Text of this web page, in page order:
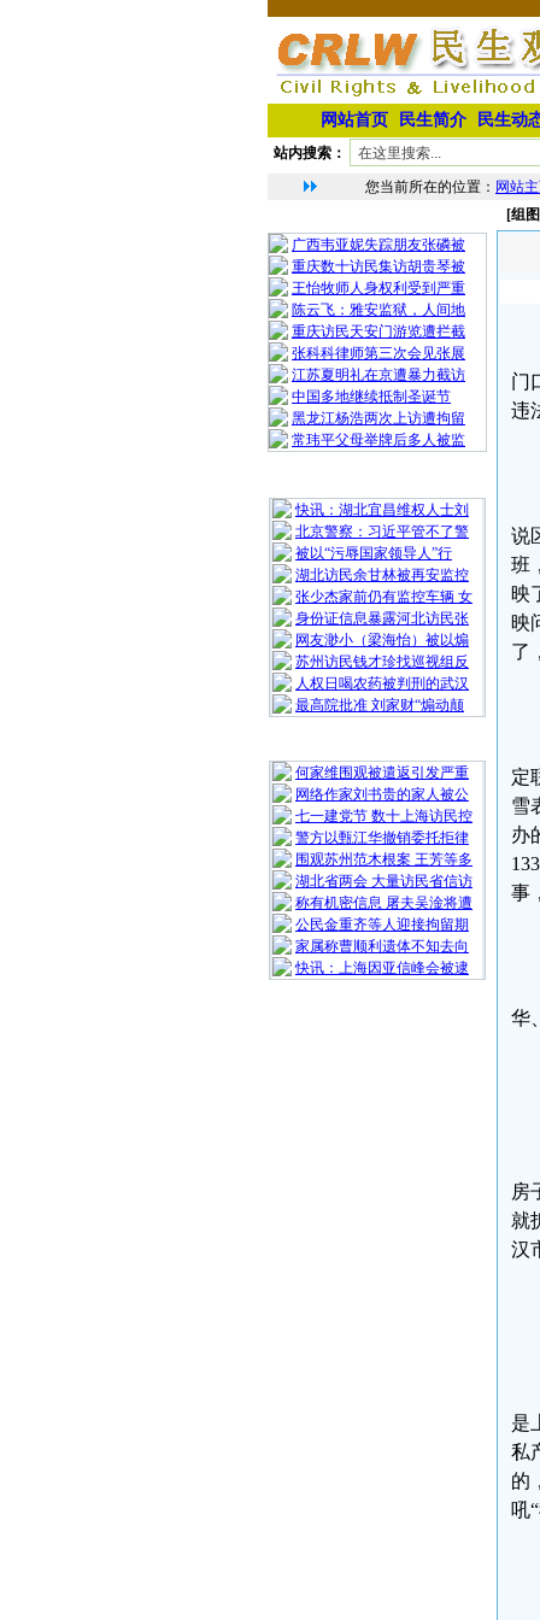
网站首页 民生简介 民生动
站内搜索：
您当前所在的位置： 网站
广西韦亚妮失踪朋友张磷被
重庆数十访民集访胡贵琴被
王怡牧师人身权利受到严重
陈云飞：雅安监狱，人间地
重庆访民天安门游览遭拦截
张科科律师第三次会见张展
江苏夏明礼在京遭暴力截访
中国多地继续抵制圣诞节
黑龙江杨浩两次上访遭拘留
常玮平父母举牌后多人被监
快讯：湖北宜昌维权人士刘
北京警察：习近平管不了警
被以“污辱国家领导人”行
湖北访民余甘林被再安监控
张少杰家前仍有监控车辆 女
身份证信息暴露河北访民张
网友渺小（梁海怡）被以煽
苏州访民钱才珍找巡视组反
人权日喝农药被判刑的武汉
最高院批准 刘家财“煽动颠
何家维围观被遣返引发严重
网络作家刘书贵的家人被公
七一建党节 数十上海访民控
警方以甄江华撤销委托拒律
围观苏州范木根案 王芳等多
湖北省两会 大量访民省信访
称有机密信息 屠夫吴淦将遭
公民金重齐等人迎接拘留期
家属称曹顺利遗体不知去向
快讯：上海因亚信峰会被逮
[组
门
违
说
班
映
映
了
定
雪
办
事
华
房
就
汉
是
私
的
吼